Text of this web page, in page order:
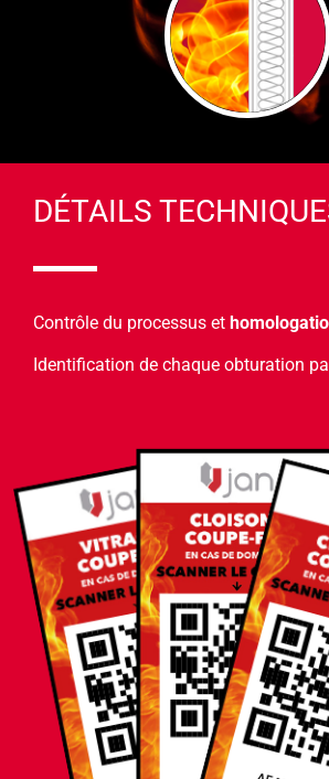
DÉTAILS
Contrôle du processus et
Identification de chaque obturation